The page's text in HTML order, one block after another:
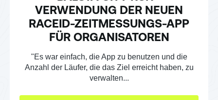
VERWENDUNG DER NEUEN
RACEID-ZEITMESSUNGS-APP
FÜR ORGANISATOREN
"Es war einfach, die App zu benutzen und die
Anzahl der Läufer, die das Ziel erreicht haben, zu
verwalten...